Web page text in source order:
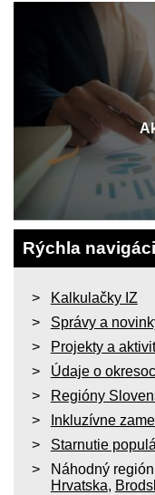
Rýchla
Kalkulačky IZ
Správy a
Projekty a
Údaje o
Regióny
Inkluzívne
Starnutie
Náhodný
Hrvatska,